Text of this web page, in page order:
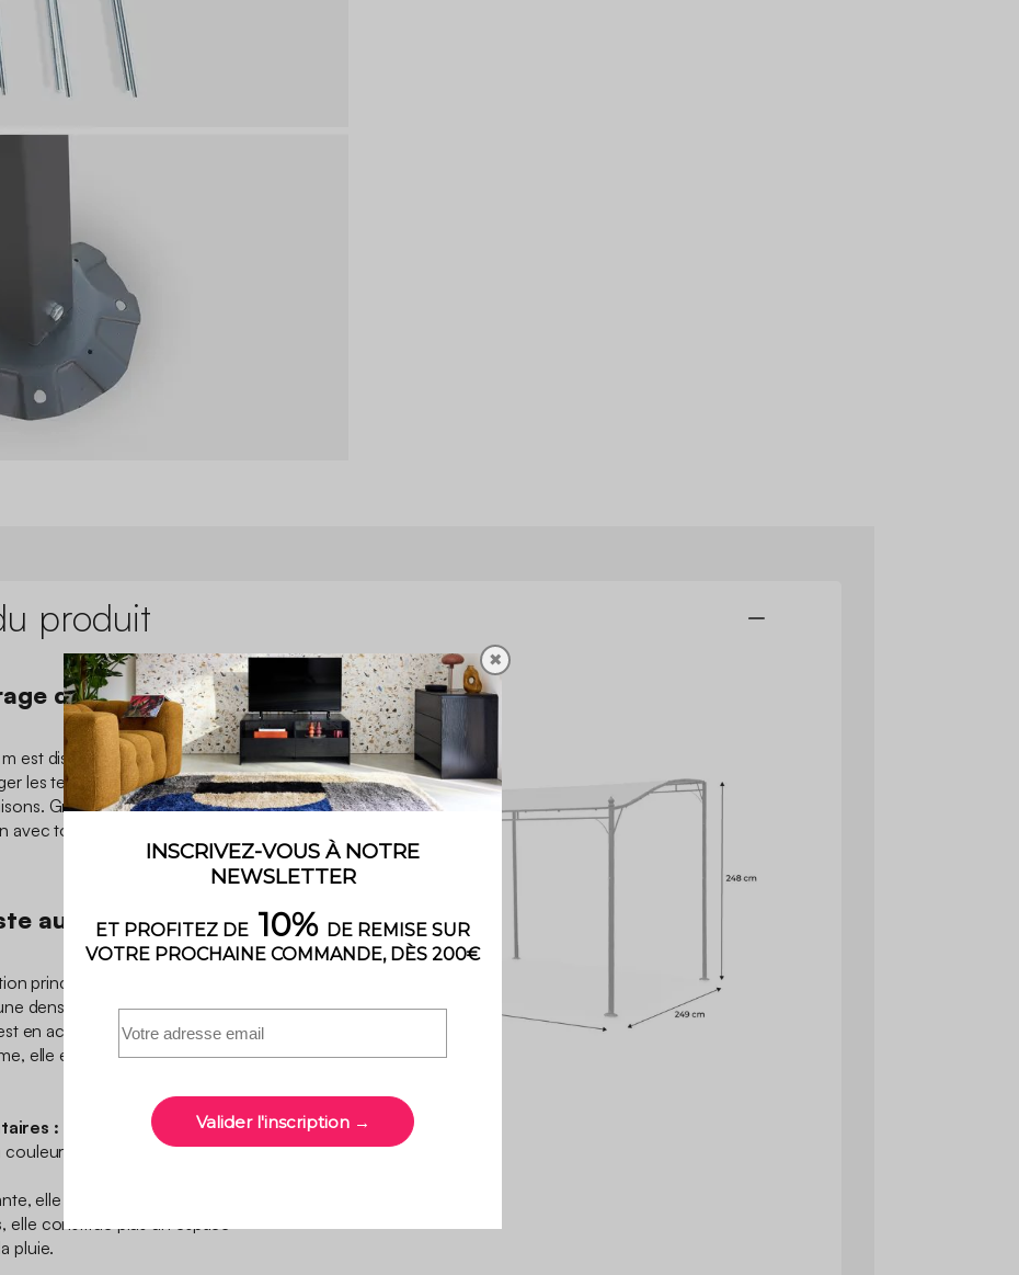
produit
discret et
est discrète et peu imposante.
les terrasses sans pour autant
Grâce à son style
avec tous les styles de
aux finitions
principale est de protéger du
densité de 180g/m2. La
en acier renforcé. Pour lui
elle est recouverte d’une
:
de la toile peut varier en
elle n’est pas étanche.
elle constitue plus un espace
pluie.
✖